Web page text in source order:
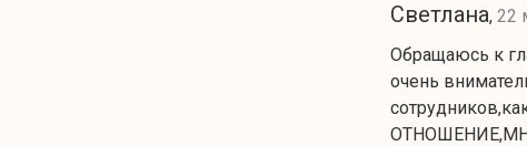
Светлана, 22
Обращаюсь к
очень